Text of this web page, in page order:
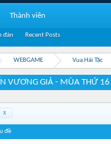
WEBGAME Vua Hải Tặc
VƯƠNG GIẢ - MÙA THỨ 16
x
đề
đàn Recent Posts
Thành viên